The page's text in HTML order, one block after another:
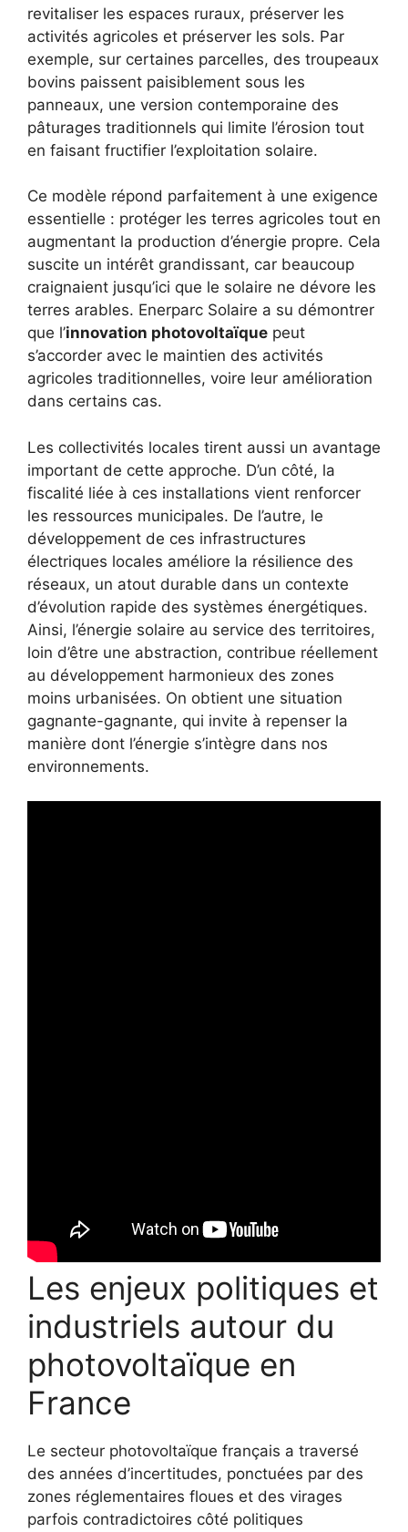
revitaliser les espaces ruraux, préserver les
activités agricoles et préserver les sols. Par
exemple, sur certaines parcelles, des troupeaux
bovins paissent paisiblement sous les
panneaux, une version contemporaine des
pâturages traditionnels qui limite l’érosion tout
en faisant fructifier l’exploitation solaire.
Ce modèle répond parfaitement à une exigence
essentielle : protéger les terres agricoles tout en
augmentant la production d’énergie propre. Cela
suscite un intérêt grandissant, car beaucoup
craignaient jusqu’ici que le solaire ne dévore les
terres arables. Enerparc Solaire a su démontrer
que l’innovation photovoltaïque peut
s’accorder avec le maintien des activités
agricoles traditionnelles, voire leur amélioration
dans certains cas.
Les collectivités locales tirent aussi un avantage
important de cette approche. D’un côté, la
fiscalité liée à ces installations vient renforcer
les ressources municipales. De l’autre, le
développement de ces infrastructures
électriques locales améliore la résilience des
réseaux, un atout durable dans un contexte
d’évolution rapide des systèmes énergétiques.
Ainsi, l’énergie solaire au service des territoires,
loin d’être une abstraction, contribue réellement
au développement harmonieux des zones
moins urbanisées. On obtient une situation
gagnante-gagnante, qui invite à repenser la
manière dont l’énergie s’intègre dans nos
environnements.
Les enjeux politiques et
industriels autour du
photovoltaïque en
France
Le secteur photovoltaïque français a traversé
des années d’incertitudes, ponctuées par des
zones réglementaires floues et des virages
parfois contradictoires côté politiques